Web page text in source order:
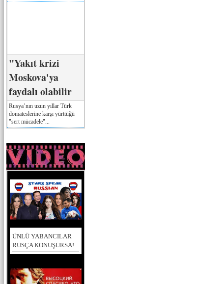
"Yakıt krizi
Moskova'ya
faydalı olabilir
Rusya’nın uzun yıllar Türk
domateslerine karşı yürttüğü
"sert mücadele"...
ÜNLÜ YABANCILAR
RUSÇA KONUŞURSA!